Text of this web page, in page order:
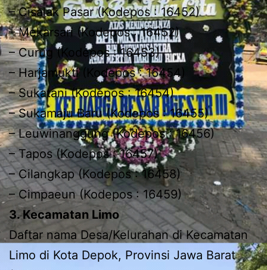
– Cisalak Pasar (Kodepos : 16452)
– Mekarsari (Kodepos : 16452)
– Curug (Kodepos : 16453)
– Harjamukti (Kodepos : 16454)
– Sukatani (Kodepos : 16454)
– Sukamaju Baru (Kodepos : 16455)
– Leuwinanggung (Kodepos : 16456)
– Tapos (Kodepos : 16457)
– Cilangkap (Kodepos : 16458)
– Cimpaeun (Kodepos : 16459)
3. Kecamatan Limo
Daftar nama Desa/Kelurahan di Kecamatan
Limo di Kota Depok, Provinsi Jawa Barat